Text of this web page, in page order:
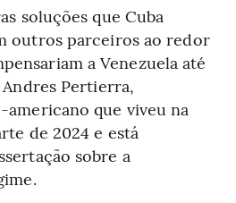
soluções que Cuba
outros parceiros ao redor
a Venezuela até
Pertierra,
que viveu na
de 2024 e está
sobre a